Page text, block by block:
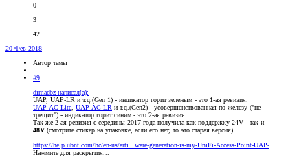
0
3
42
20 Фев 2018
Автор темы
#9
dimacbz написал(а):
UAP, UAP-LR и т.д.(Gen 1) - индикатор горит зеленым - это 1-ая ревизия.
UAP-AC-Lite UAP-AC-LR и т.д.(Gen2) - усовершенствованная по железу ("не
трещит") - индикатор горит синим - это 2-ая ревизия.
Так же 2-ая ревизия с середины 2017 года получила как поддержку 24V - так и
48V (смотрите стикер на упаковке, если его нет, то это старая версия).
https://help.ubnt.com/hc/en-us/arti...ware-generation-is-my-UniFi-Access-Point-UAP-
Нажмите для раскрытия...